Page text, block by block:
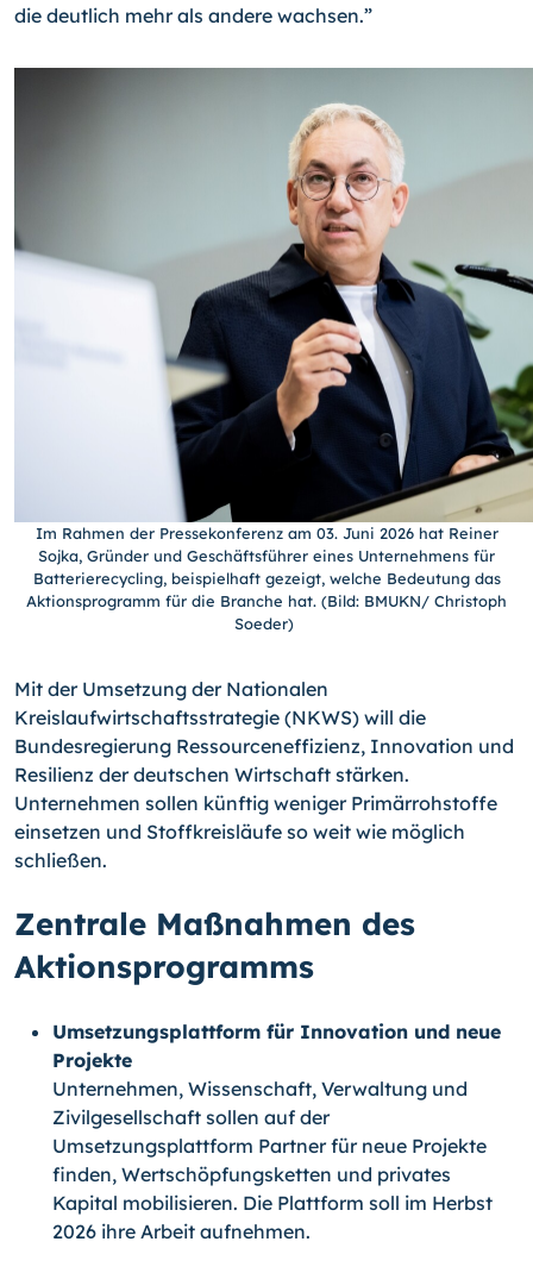
die deutlich mehr als andere wachsen.”
Im Rahmen der Pressekonferenz am 03. Juni 2026 hat Reiner
Sojka, Gründer und Geschäftsführer eines Unternehmens für
Batterierecycling, beispielhaft gezeigt, welche Bedeutung das
Aktionsprogramm für die Branche hat. (Bild: BMUKN/ Christoph
Soeder)
Mit der Umsetzung der Nationalen
Kreislaufwirtschaftsstrategie (NKWS) will die
Bundesregierung Ressourceneffizienz, Innovation und
Resilienz der deutschen Wirtschaft stärken.
Unternehmen sollen künftig weniger Primärrohstoffe
einsetzen und Stoffkreisläufe so weit wie möglich
schließen.
Zentrale Maßnahmen des
Aktionsprogramms
Umsetzungsplattform für Innovation und neue
Projekte
Unternehmen, Wissenschaft, Verwaltung und
Zivilgesellschaft sollen auf der
Umsetzungsplattform Partner für neue Projekte
finden, Wertschöpfungsketten und privates
Kapital mobilisieren. Die Plattform soll im Herbst
2026 ihre Arbeit aufnehmen.